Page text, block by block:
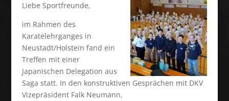
Liebe Sportfreunde,
im Rahmen des
Karatelehrganges in
Neustadt/Holstein fand ein
Treffen mit einer
Japanischen Delegation aus
Saga statt. In den konstruktiven Gesprächen mit DKV
Vizepräsident Falk Neumann,